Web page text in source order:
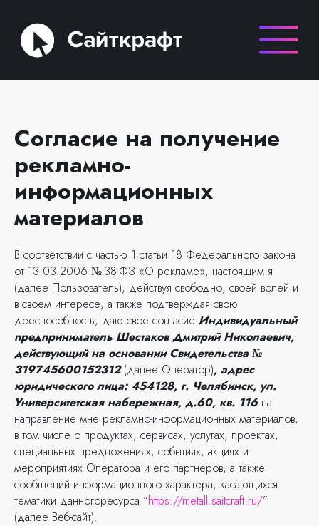
Согласие на получение
рекламно-
информационных
материалов
В соответствии с частью 1 статьи 18 Федерального закона
от 13.03.2006 № 38-ФЗ «О рекламе», настоящим я
(далее Пользователь), действуя свободно, своей волей и
в своем интересе, а также подтверждая свою
дееспособность, даю свое согласие Индивидуальный
предприниматель Шестаков Дмитрий Николаевич,
действующий на основании Свидетельства №
319745600152312 (далее Оператор), адрес
юридического лица: 454128, г. Челябинск, ул.
Университетская набережная, д.60, кв. 116 на
направление мне рекламно-информационных материалов,
в том числе о продуктах, сервисах, услугах, проектах,
специальных предложениях, событиях, акциях и
мероприятиях Оператора и его партнеров, а также
сообщений информационного характера, касающихся
тематики данногоресурса “https://metall.saitcraft.ru/”
(далее Веб-сайт).